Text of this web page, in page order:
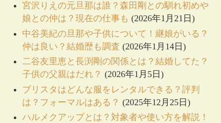
宮沢りえの元旦那は誰？森田剛との馴れ初めや
娘との仲は？現在の仕事も (2026年1月21日)
中谷美紀の旦那や子供について！継娘がいる？
仲は良い？結婚歴も調査 (2026年1月14日)
二谷友里恵と長渕剛の関係とは？結婚してた？
子供の父親はだれ？ (2026年1月5日)
ブリスタはどんな服をレンタルできる？評判
は？フォーマルはある？ (2025年12月25日)
ハルメクアップとは？対象者や使い方を解説！